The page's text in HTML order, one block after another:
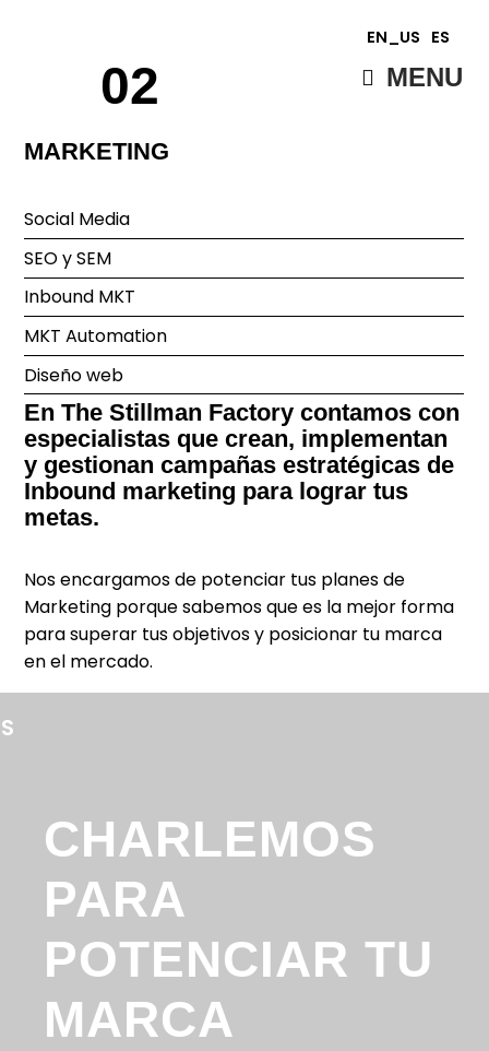
EN_US ES
MENU
02
MARKETING
Social Media
SEO y SEM
Inbound MKT
MKT Automation
Diseño web
En The Stillman Factory contamos con
especialistas que crean, implementan
y gestionan campañas estratégicas de
Inbound marketing para lograr tus
metas.
Nos encargamos de potenciar tus planes de
Marketing porque sabemos que es la mejor forma
para superar tus objetivos y posicionar tu marca
en el mercado.
CHARLEMOS
PARA
POTENCIAR TU
MARCA